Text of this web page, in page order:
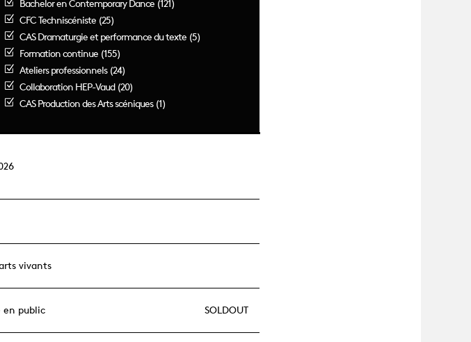
Bachelor en Contemporary Dance (121)
CFC Techniscéniste (25)
CAS Dramaturgie et performance du texte (5)
Formation continue (155)
Ateliers professionnels (24)
Collaboration HEP-Vaud (20)
CAS Production des Arts scéniques (1)
vivants
en public SOLDOUT